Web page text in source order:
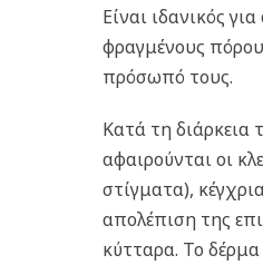
Είναι ιδανικός
φραγμένους
πρόσωπό τους.
Κατά τη διάρκεια
αφαιρούνται οι
στίγματα),
απολέπιση της
κύτταρα. Το